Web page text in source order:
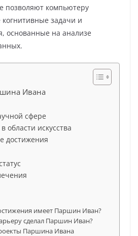
позволяют компьютеру
задачи и
основанные на анализе
Ивана
сфере
области искусства
достижения
имеет Паршин Иван?
сделал Паршин Иван?
Паршина Ивана